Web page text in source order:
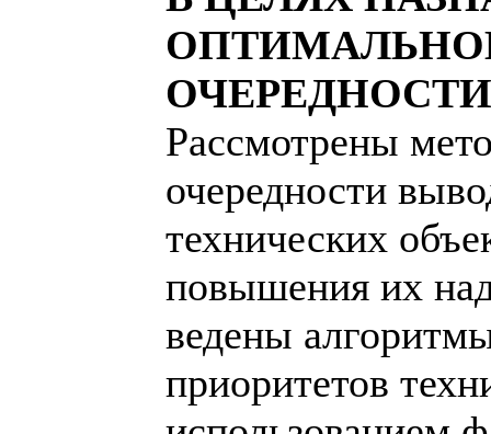
Рассмотрены
очередности
технических
повышения их
ведены
приоритетов